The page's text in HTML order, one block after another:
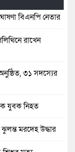
বিএনপি নেতার
রাখেন
৩১ সদস্যের
যুবক নিহত
ঝুলন্ত মরদেহ উদ্ধার